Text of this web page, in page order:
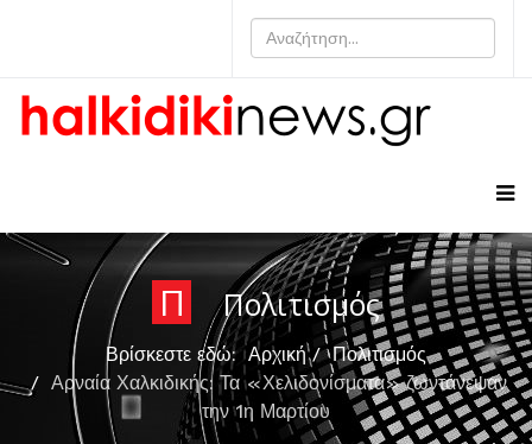
Π Πολιτισμός
Βρίσκεστε εδώ:Αρχική
Πολιτισμός
Αρναία Χαλκιδικής: Τα «Χελιδονίσματα» ζωντάνεψαν
την 1η Μαρτίου